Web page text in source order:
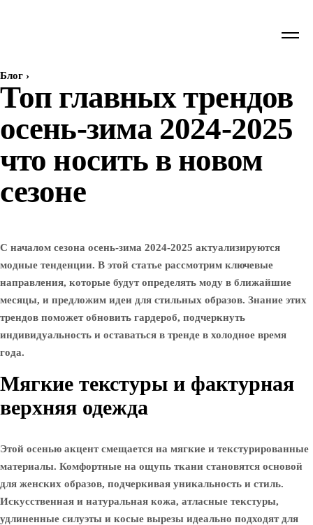
Блог ›
Топ главных трендов
осень-зима 2024-2025
что носить в новом
сезоне
С началом сезона осень-зима 2024-2025 актуализируются
модные тенденции. В этой статье рассмотрим ключевые
направления, которые будут определять моду в ближайшие
месяцы, и предложим идеи для стильных образов. Знание этих
трендов поможет обновить гардероб, подчеркнуть
индивидуальность и оставаться в тренде в холодное время
года.
Мягкие текстуры и фактурная
верхняя одежда
Этой осенью акцент смещается на мягкие и текстурированные
материалы. Комфортные на ощупь ткани становятся основой
для женских образов, подчеркивая уникальность и стиль.
Искусственная и натуральная кожа, атласные текстуры,
удлиненные силуэты и косые вырезы идеально подходят для